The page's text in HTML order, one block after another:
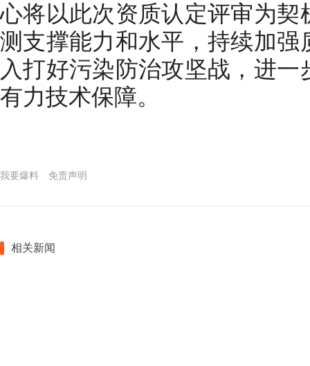
心将以此次资质认定评审为
测支撑能力和水平，持续加
入打好污染防治攻坚战，进
有力技术保障。
我要爆料 免责声明
相关新闻